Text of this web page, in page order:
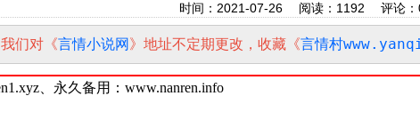
时间：2021-07-26 阅读： 1192 评论：
我们对《言情小说网》地址不定期更改，收藏《言情村